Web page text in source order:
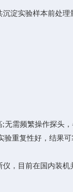
实验样本前处理
频繁操作探头，
验重复性好，结果
目前在国内装机